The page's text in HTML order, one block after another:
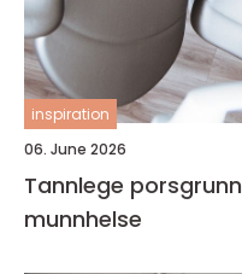
inspiration
06. June 2026
Tannlege porsgrunn trygge valg for sunn
munnhelse